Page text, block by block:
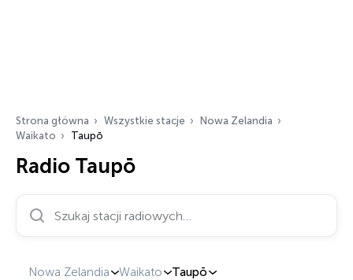
Strona główna Wszystkie stacje
Nowa Zelandia
Waikato
Taupō
Radio Taupō
Nowa Zelandia Waikato Taupō